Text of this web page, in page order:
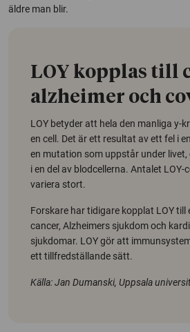
äldre man blir.
LOY kopplas till
alzheimer och
LOY betyder att hela den manliga y-
en cell. Det är ett resultat av ett fel i
en mutation som uppstår under
i en del av blodcellerna. Antalet LOY-
variera stort.
Forskare har tidigare kopplat LOY till
cancer, Alzheimers sjukdom och
sjukdomar. LOY gör att
ett tillfredställande sätt.
Källa: Jan Dumanski, Uppsala